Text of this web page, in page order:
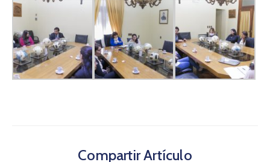
Compartir Artículo